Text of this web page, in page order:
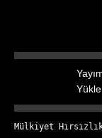
Mülkiyet